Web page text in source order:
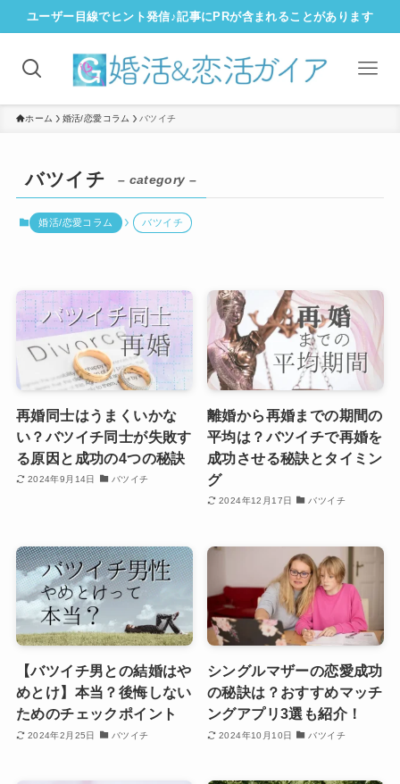
ユーザー目線でヒント発信♪記事にPRが含まれることがあります
ホーム 婚活/恋愛コラム バツイチ
バツイチ – category –
婚活/恋愛コラム バツイチ
再婚同士はうまくいかな
い？バツイチ同士が失敗す
る原因と成功の4つの秘訣
2024年9月14日 バツイチ
離婚から再婚までの期間の
平均は？バツイチで再婚を
成功させる秘訣とタイミン
グ
2024年12月17日 バツイチ
【バツイチ男との結婚はや
めとけ】本当？後悔しない
ためのチェックポイント
2024年2月25日 バツイチ
シングルマザーの恋愛成功
の秘訣は？おすすめマッチ
ングアプリ3選も紹介！
2024年10月10日 バツイチ